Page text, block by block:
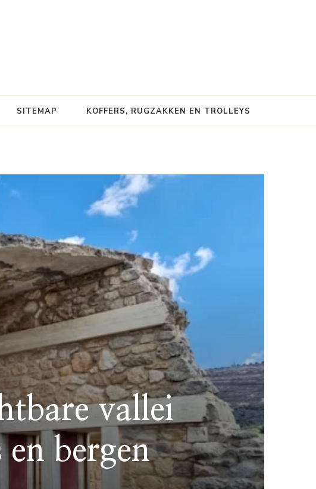
SITEMAP KOFFERS, RUGZAKKEN EN TROLLEYS
vallei
bergen